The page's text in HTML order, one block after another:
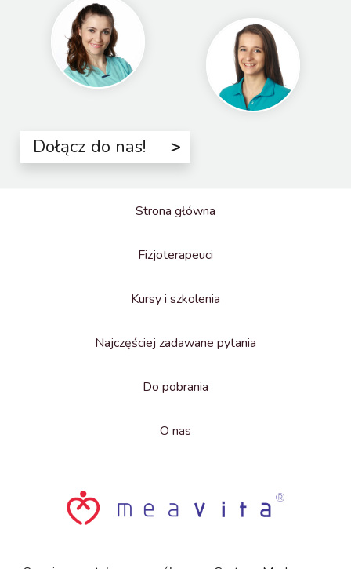
Dołącz do nas!
Strona główna
Fizjoterapeuci
Kursy i szkolenia
Najczęściej zadawane pytania
Do pobrania
O nas